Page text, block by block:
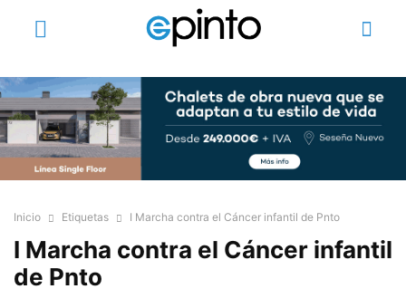
Inicio Etiquetas I Marcha contra el Cáncer infantil de Pnto
I Marcha contra el Cáncer infantil
de Pnto